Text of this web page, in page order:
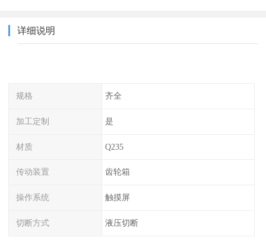
详细说明
规格 齐全
加工定制 是
材质 Q235
传动装置 齿轮箱
操作系统 触摸屏
切断方式 液压切断